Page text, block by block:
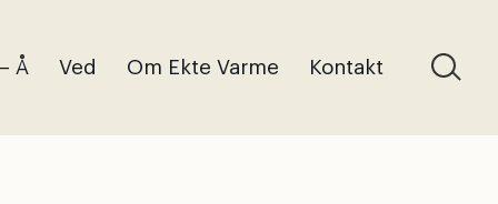
Å Ved Om Ekte Varme Kontakt